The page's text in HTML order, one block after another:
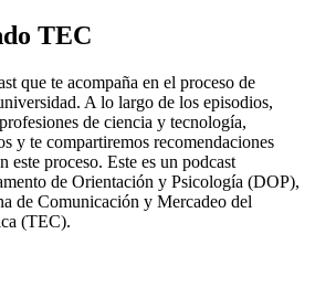
TEC
que te acompaña en el proceso de
A lo largo de los episodios,
de ciencia y tecnología,
y te compartiremos recomendaciones
este proceso. Este es un podcast
de Orientación y Psicología (DOP),
de Comunicación y Mercadeo del
(TEC).